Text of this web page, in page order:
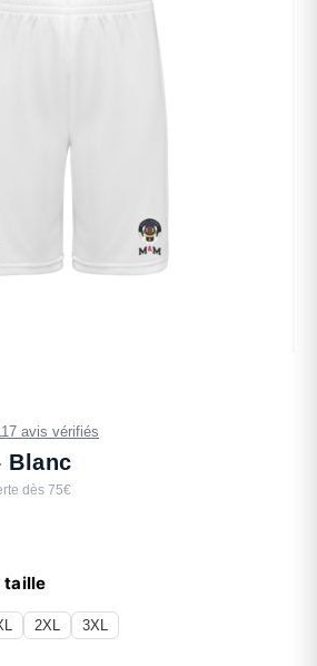
avis vérifiés
Blanc
dès 75€
taille
2XL 3XL